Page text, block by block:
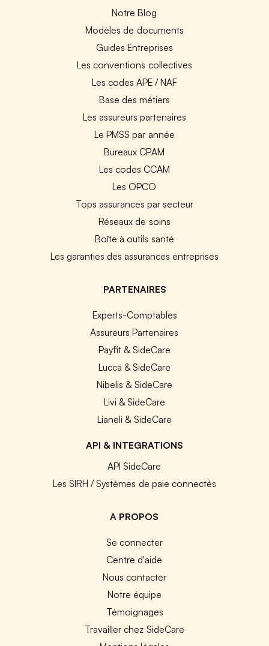
Notre Blog
Modèles de documents
Guides Entreprises
Les conventions collectives
Les codes APE / NAF
Base des métiers
Les assureurs partenaires
Le PMSS par année
Bureaux CPAM
Les codes CCAM
Les OPCO
Tops assurances par secteur
Réseaux de soins
Boîte à outils santé
Les garanties des assurances entreprises
PARTENAIRES
Experts-Comptables
Assureurs Partenaires
Payfit & SideCare
Lucca & SideCare
Nibelis & SideCare
Livi & SideCare
Lianeli & SideCare
API & INTEGRATIONS
API SideCare
Les SIRH / Systèmes de paie connectés
A PROPOS
Se connecter
Centre d'aide
Nous contacter
Notre équipe
Témoignages
Travailler chez SideCare